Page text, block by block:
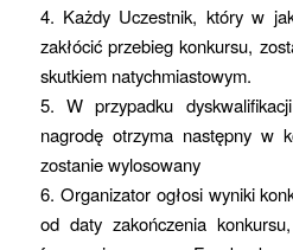
4. Każdy Uczestnik, który w
zakłócić przebieg konkursu,
skutkiem natychmiastowym.
5. W przypadku
nagrodę otrzyma następny w
zostanie wylosowany
6. Organizator ogłosi wyniki
od daty zakończenia